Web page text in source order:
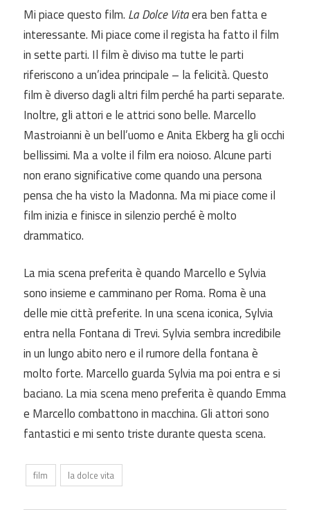
Mi piace questo film. La Dolce Vitaera ben fatta e
interessante. Mi piace come il regista ha fatto il film
in sette parti. Il film è diviso ma tutte le parti
riferiscono a un’idea principale – la felicità. Questo
film è diverso dagli altri film perché ha parti separate.
Inoltre, gli attori e le attrici sono belle. Marcello
Mastroianni è un bell’uomo e Anita Ekberg ha gli occhi
bellissimi. Ma a volte il film era noioso. Alcune parti
non erano significative come quando una persona
pensa che ha visto la Madonna. Ma mi piace come il
film inizia e finisce in silenzio perché è molto
drammatico.
La mia scena preferita è quando Marcello e Sylvia
sono insieme e camminano per Roma. Roma è una
delle mie città preferite. In una scena iconica, Sylvia
entra nella Fontana di Trevi. Sylvia sembra incredibile
in un lungo abito nero e il rumore della fontana è
molto forte. Marcello guarda Sylvia ma poi entra e si
baciano. La mia scena meno preferita è quando Emma
e Marcello combattono in macchina. Gli attori sono
fantastici e mi sento triste durante questa scena.
film la dolce vita